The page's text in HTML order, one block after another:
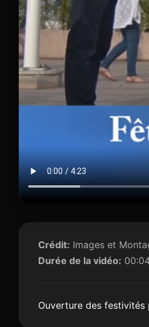
Crédit: Images et
Durée de la vidéo:
Ouverture des festivités